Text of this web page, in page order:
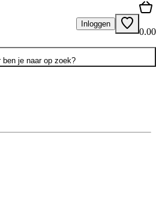
Inloggen
0.00
ben je naar op zoek?